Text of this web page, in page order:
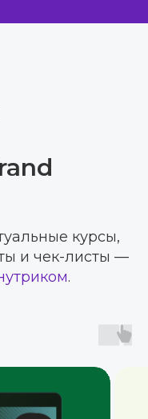
курсы,
и чек-листы —
.